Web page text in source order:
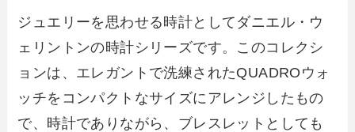
ジュエリーを思わせる時計としてダニエル・ウ
ェリントンの時計シリーズです。このコレクシ
ョンは、エレガントで洗練されたQUADROウォ
ッチをコンパクトなサイズにアレンジしたもの
で、時計でありながら、ブレスレットとしても